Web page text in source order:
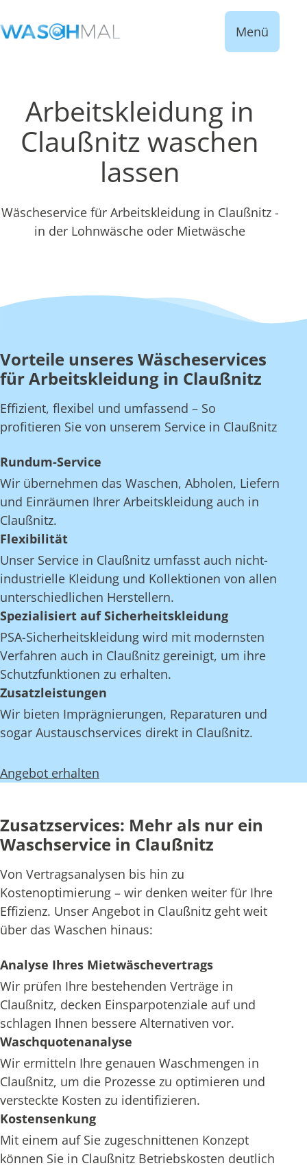
Menü
Arbeitskleidung in
Claußnitz waschen
lassen
Wäscheservice für Arbeitskleidung in Claußnitz -
in der Lohnwäsche oder Mietwäsche
Vorteile unseres Wäscheservices
für Arbeitskleidung in Claußnitz
Effizient, flexibel und umfassend – So
profitieren Sie von unserem Service in Claußnitz
Rundum-Service
Wir übernehmen das Waschen, Abholen, Liefern
und Einräumen Ihrer Arbeitskleidung auch in
Claußnitz.
Flexibilität
Unser Service in Claußnitz umfasst auch nicht-
industrielle Kleidung und Kollektionen von allen
unterschiedlichen Herstellern.
Spezialisiert auf Sicherheitskleidung
PSA-Sicherheitskleidung wird mit modernsten
Verfahren auch in Claußnitz gereinigt, um ihre
Schutzfunktionen zu erhalten.
Zusatzleistungen
Wir bieten Imprägnierungen, Reparaturen und
sogar Austauschservices direkt in Claußnitz.
Angebot erhalten
Zusatzservices: Mehr als nur ein
Waschservice in Claußnitz
Von Vertragsanalysen bis hin zu
Kostenoptimierung – wir denken weiter für Ihre
Effizienz. Unser Angebot in Claußnitz geht weit
über das Waschen hinaus:
Analyse Ihres Mietwäschevertrags
Wir prüfen Ihre bestehenden Verträge in
Claußnitz, decken Einsparpotenziale auf und
schlagen Ihnen bessere Alternativen vor.
Waschquotenanalyse
Wir ermitteln Ihre genauen Waschmengen in
Claußnitz, um die Prozesse zu optimieren und
versteckte Kosten zu identifizieren.
Kostensenkung
Mit einem auf Sie zugeschnittenen Konzept
können Sie in Claußnitz Betriebskosten deutlich